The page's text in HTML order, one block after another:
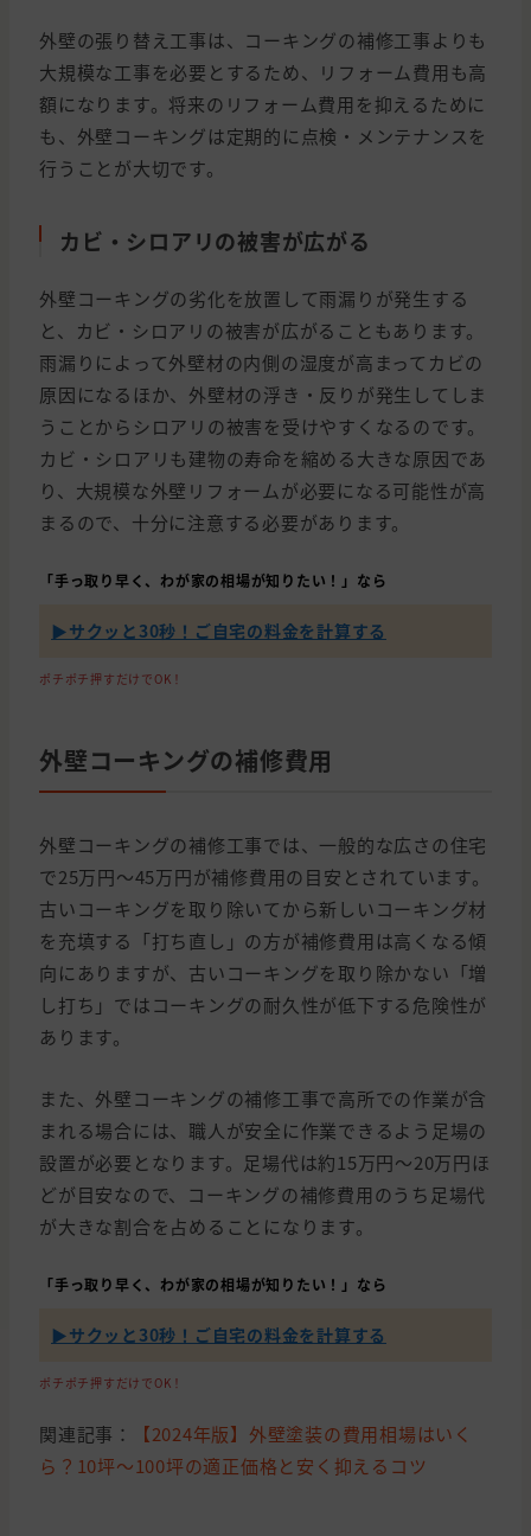
外壁の張り替え工事は、コーキングの補修工事よりも
大規模な工事を必要とするため、リフォーム費用も高
額になります。将来のリフォーム費用を抑えるために
も、外壁コーキングは定期的に点検・メンテナンスを
行うことが大切です。
カビ・シロアリの被害が広がる
外壁コーキングの劣化を放置して雨漏りが発生する
と、カビ・シロアリの被害が広がることもあります。
雨漏りによって外壁材の内側の湿度が高まってカビの
原因になるほか、外壁材の浮き・反りが発生してしま
うことからシロアリの被害を受けやすくなるのです。
カビ・シロアリも建物の寿命を縮める大きな原因であ
り、大規模な外壁リフォームが必要になる可能性が高
まるので、十分に注意する必要があります。
「手っ取り早く、わが家の相場が知りたい！」なら
▶︎サクッと30秒！ご自宅の料金を計算する
ポチポチ押すだけでOK！
外壁コーキングの補修費用
外壁コーキングの補修工事では、一般的な広さの住宅
で25万円〜45万円が補修費用の目安とされています。
古いコーキングを取り除いてから新しいコーキング材
を充填する「打ち直し」の方が補修費用は高くなる傾
向にありますが、古いコーキングを取り除かない「増
し打ち」ではコーキングの耐久性が低下する危険性が
あります。
また、外壁コーキングの補修工事で高所での作業が含
まれる場合には、職人が安全に作業できるよう足場の
設置が必要となります。足場代は約15万円〜20万円ほ
どが目安なので、コーキングの補修費用のうち足場代
が大きな割合を占めることになります。
「手っ取り早く、わが家の相場が知りたい！」なら
▶︎サクッと30秒！ご自宅の料金を計算する
ポチポチ押すだけでOK！
関連記事：
【2024年版】外壁塗装の費用相場はいく
ら？10坪〜100坪の適正価格と安く抑えるコツ